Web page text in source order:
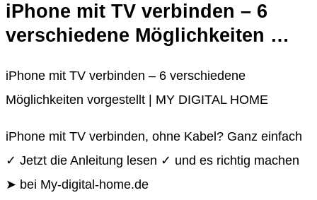
iPhone mit TV verbinden – 6
verschiedene Möglichkeiten …
iPhone mit TV verbinden – 6 verschiedene
Möglichkeiten vorgestellt | MY DIGITAL HOME
iPhone mit TV verbinden, ohne Kabel? Ganz einfach
✓ Jetzt die Anleitung lesen ✓ und es richtig machen
➤ bei My-digital-home.de